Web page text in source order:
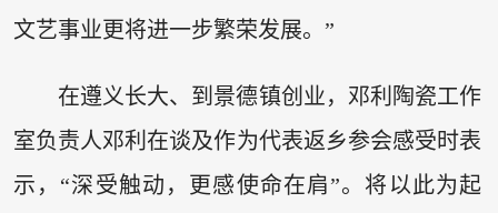
文艺事业更将进一步繁荣发展。”
在遵义长大、到景德镇创业，邓利陶瓷工作
室负责人邓利在谈及作为代表返乡参会感受时表
示，“深受触动，更感使命在肩”。将以此为起